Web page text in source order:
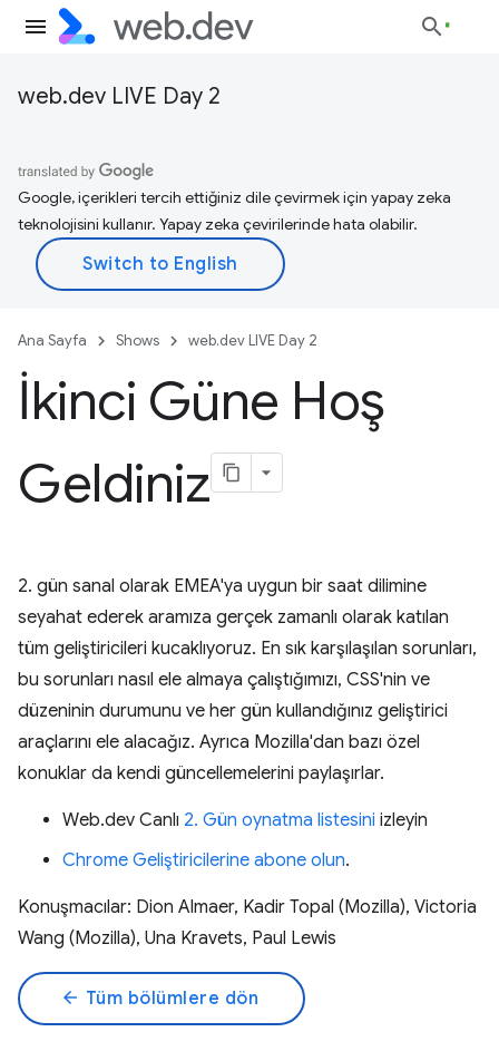
web.dev LIVE Day 2
Google, içerikleri tercih ettiğiniz dile çevirmek için yapay zeka
teknolojisini kullanır. Yapay zeka çevirilerinde hata olabilir.
Ana Sayfa Shows web.dev LIVE Day 2
İkinci Güne Hoş
Geldiniz
2. gün sanal olarak EMEA'ya uygun bir saat dilimine
seyahat ederek aramıza gerçek zamanlı olarak katılan
tüm geliştiricileri kucaklıyoruz. En sık karşılaşılan sorunları,
bu sorunları nasıl ele almaya çalıştığımızı, CSS'nin ve
düzeninin durumunu ve her gün kullandığınız geliştirici
araçlarını ele alacağız. Ayrıca Mozilla'dan bazı özel
konuklar da kendi güncellemelerini paylaşırlar.
Web.dev Canlı 2. Gün oynatma listesini izleyin
Chrome Geliştiricilerine abone olun.
Konuşmacılar: Dion Almaer, Kadir Topal (Mozilla), Victoria
Wang (Mozilla), Una Kravets, Paul Lewis
arrow_back Tüm bölümlere dön